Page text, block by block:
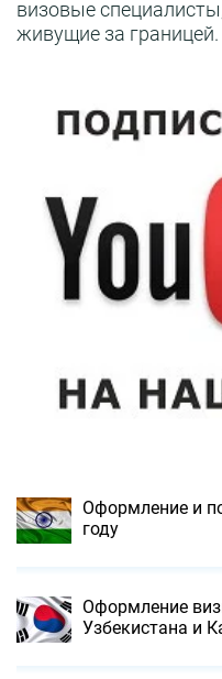
визовые
живущие за границей.
Оформление и
году
Оформление
Узбекистана и